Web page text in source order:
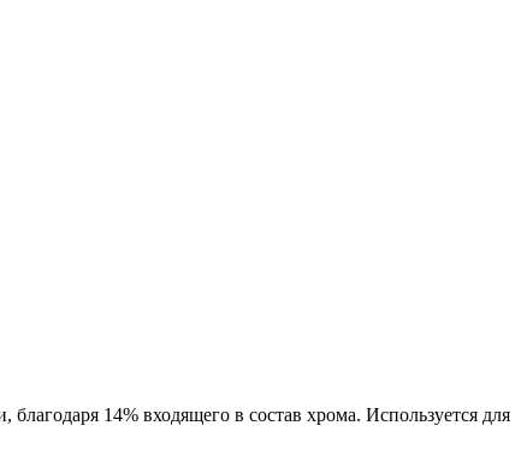
14% входящего в состав хрома. Используется для